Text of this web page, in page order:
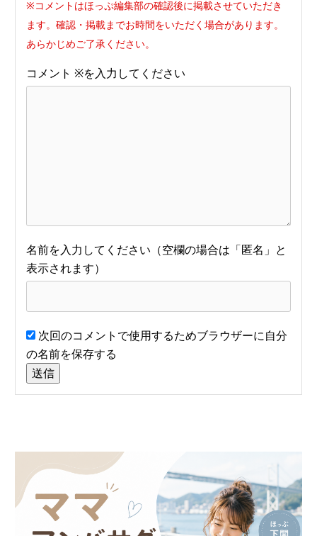
※コメントはほっぷ編集部の確認後に掲載させていただき
ます。確認・掲載までお時間をいただく場合があります。
あらかじめご了承ください。
コメント ※
名前
次回のコメントで使用するためブラウザーに自分
の名前を保存する